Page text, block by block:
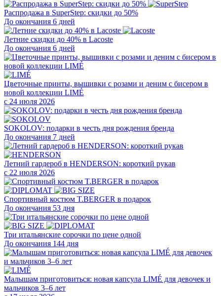
Распродажа в SuperStep: скидки до 50%
До окончания 6 дней
Летние скидки до 40% в Lacoste
До окончания 6 дней
Цветочные принты, вышивки с розами и деним с бисером в
новой коллекции LIMÉ
с 24 июля 2026
SOKOLOV: подарки в честь дня рождения бренда
До окончания 7 дней
Летний гардероб в HENDERSON: короткий рукав
с 22 июля 2026
Cпортивный костюм T.BERGER в подарок
До окончания 53 дня
Три итальянские сорочки по цене одной
До окончания 144 дня
Малышам приготовиться: новая капсула LIMÉ для девочек и
мальчиков 3–6 лет